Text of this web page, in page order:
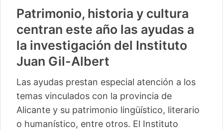
Patrimonio, historia y cultura
centran este año las ayudas a
la investigación del Instituto
Juan Gil-Albert
Las ayudas prestan especial atención a los
temas vinculados con la provincia de
Alicante y su patrimonio lingüístico, literario
o humanístico, entre otros. El Instituto